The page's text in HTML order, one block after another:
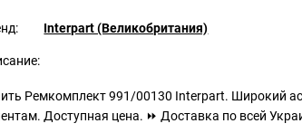
Interpart (Великобритания)
Ремкомплект 991/00130 Interpart. Широкий
Доступная цена. ⏩ Доставка по всей